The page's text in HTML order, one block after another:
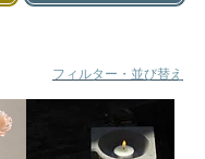
フィルター・並び替え